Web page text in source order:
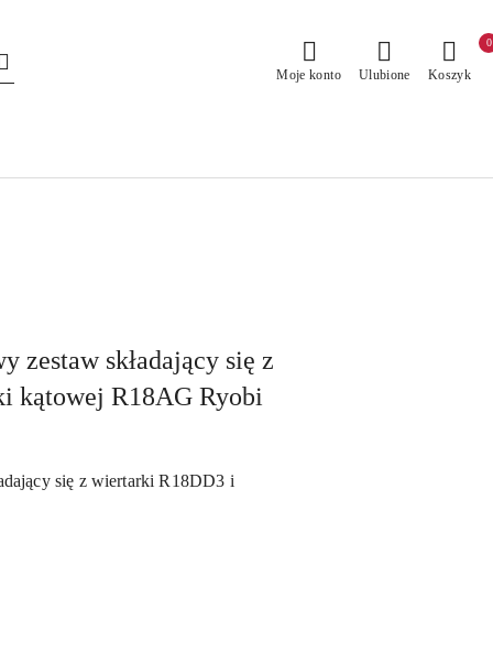
Moje konto Ulubione Koszyk
0
zestaw składający się z
kątowej R18AG Ryobi
się z wiertarki R18DD3 i